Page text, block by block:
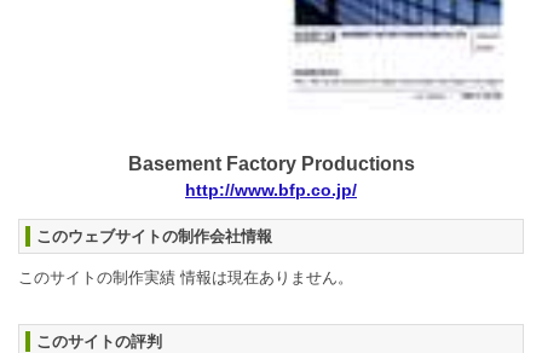
Basement Factory Productions
http://www.bfp.co.jp/
このウェブサイトの制作会社情報
このサイトの制作実績 情報は現在ありません。
このサイトの評判